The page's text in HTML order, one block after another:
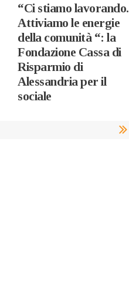
“Ci stiamo lavorando.
Attiviamo le energie
della comunità “: la
Fondazione Cassa di
Risparmio di
Alessandria per il
sociale